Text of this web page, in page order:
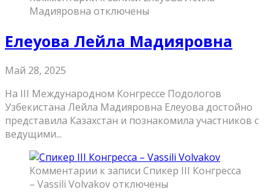
Мадияровна отключены
Елеуова Лейла Мадияровна
Май 28, 2025
На III Международном Конгрессе Подологов
Узбекистана Лейла Мадияровна Елеуова достойно
представила Казахстан и познакомила участников с
ведущими...
Комментарии к записи Спикер III Конгресса
– Vassili Volvakovотключены